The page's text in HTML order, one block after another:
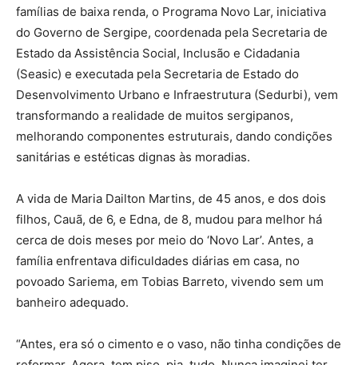
famílias de baixa renda, o Programa Novo Lar, iniciativa
do Governo de Sergipe, coordenada pela Secretaria de
Estado da Assistência Social, Inclusão e Cidadania
(Seasic) e executada pela Secretaria de Estado do
Desenvolvimento Urbano e Infraestrutura (Sedurbi), vem
transformando a realidade de muitos sergipanos,
melhorando componentes estruturais, dando condições
sanitárias e estéticas dignas às moradias.
A vida de Maria Dailton Martins, de 45 anos, e dos dois
filhos, Cauã, de 6, e Edna, de 8, mudou para melhor há
cerca de dois meses por meio do ‘Novo Lar’. Antes, a
família enfrentava dificuldades diárias em casa, no
povoado Sariema, em Tobias Barreto, vivendo sem um
banheiro adequado.
“Antes, era só o cimento e o vaso, não tinha condições de